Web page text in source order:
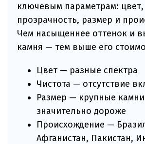
ключевым параметрам: цвет,
прозрачность, размер и
Чем насыщеннее оттенок и
камня — тем выше его
Цвет — разные спектра
Чистота — отсутствие
Размер — крупные камни
значительно дороже
Происхождение —
Афганистан, Пакистан,